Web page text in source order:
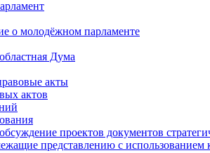
о молодёжном парламенте
Дума
акты
актов
проектов документов
представлению с использованием